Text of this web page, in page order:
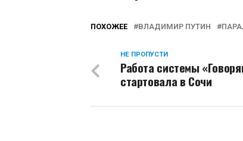
ПОХОЖЕЕ ВЛАДИМИР ПУТИН
НЕ ПРОПУСТИ
Работа системы
стартовала в Сочи